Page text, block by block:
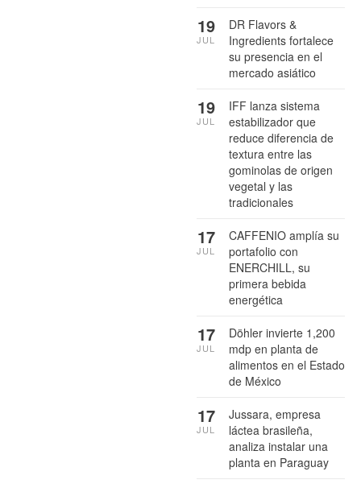
DR Flavors &
Ingredients fortalece
su presencia en el
mercado asiático
19
JUL
IFF lanza sistema
estabilizador que
reduce diferencia de
textura entre las
gominolas de origen
vegetal y las
tradicionales
19
JUL
CAFFENIO amplía su
portafolio con
ENERCHILL, su
primera bebida
energética
17
JUL
Döhler invierte 1,200
mdp en planta de
alimentos en el Estado
de México
17
JUL
Jussara, empresa
láctea brasileña,
analiza instalar una
planta en Paraguay
17
JUL